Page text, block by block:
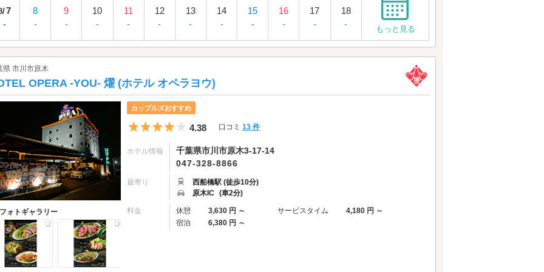
7
-
8
-
9
-
10
-
11
-
12
-
13
-
14
-
15
-
16
-
17
-
18
-
もっと見る
県 市川市原木
OPERA -YOU- 燿 (ホテル オペラヨウ)
フォトギャラリー
カップルズおすすめ
5つ星のうち4
4.38 口コミ 13 件
ホテル情報
千葉県市川市原木3-17-14
047-328-8866
最寄り
西船橋駅 (徒歩10分)
原木IC (車2分)
料金 休憩 3,630 円 ～ サービスタイム
4,180 円 ～
宿泊
6,380 円 ～